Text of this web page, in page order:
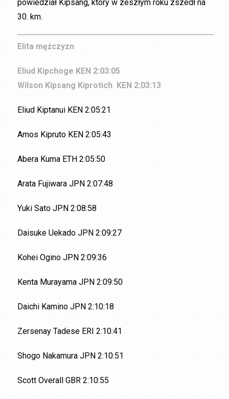
powiedział Kipsang, który w zeszłym roku zszedł na
30. km.
Elita mężczyzn
Eliud Kipchoge KEN 2:03:05
Wilson Kipsang Kiprotich KEN 2:03:13
Eliud Kiptanui KEN 2:05:21
Amos Kipruto KEN 2:05:43
Abera Kuma ETH 2:05:50
Arata Fujiwara JPN 2:07:48
Yuki Sato JPN 2:08:58
Daisuke Uekado JPN 2:09:27
Kohei Ogino JPN 2:09:36
Kenta Murayama JPN 2:09:50
Daichi Kamino JPN 2:10:18
Zersenay Tadese ERI 2:10:41
Shogo Nakamura JPN 2:10:51
Scott Overall GBR 2:10:55